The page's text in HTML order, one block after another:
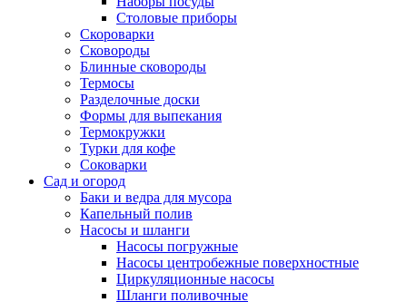
Столовые приборы
Скороварки
Сковороды
Блинные сковороды
Термосы
Разделочные доски
Формы для выпекания
Термокружки
Турки для кофе
Соковарки
Сад и огород
Баки и ведра для мусора
Капельный полив
Насосы и шланги
Насосы погружные
Насосы центробежные поверхностные
Циркуляционные насосы
Шланги поливочные